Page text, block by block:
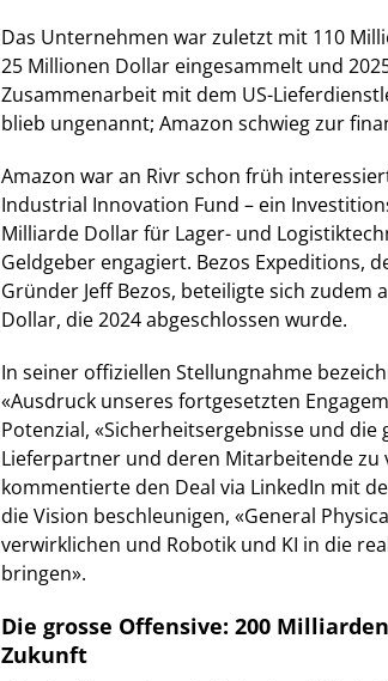
Das Unternehmen war zuletzt mit 110
25 Millionen Dollar eingesammelt und
Zusammenarbeit mit dem US-
blieb ungenannt; Amazon schwieg zur
Amazon war an Rivr schon früh
Industrial Innovation Fund – ein
Milliarde Dollar für Lager- und
Geldgeber engagiert. Bezos Expeditions,
Gründer Jeff Bezos, beteiligte sich zudem
Dollar, die 2024 abgeschlossen wurde.
In seiner offiziellen Stellungnahme
«Ausdruck unseres fortgesetzten
Potenzial, «Sicherheitsergebnisse und
Lieferpartner und deren Mitarbeitende zu
kommentierte den Deal via LinkedIn mit
die Vision beschleunigen, «General
verwirklichen und Robotik und KI in die
bringen».
Die grosse Offensive: 200
Zukunft